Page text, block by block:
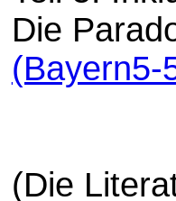
Die
(Bayern5-
(Die